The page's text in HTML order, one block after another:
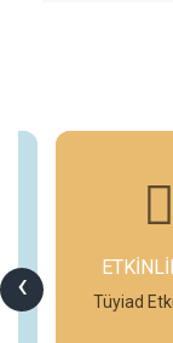
‹ Tüyiad